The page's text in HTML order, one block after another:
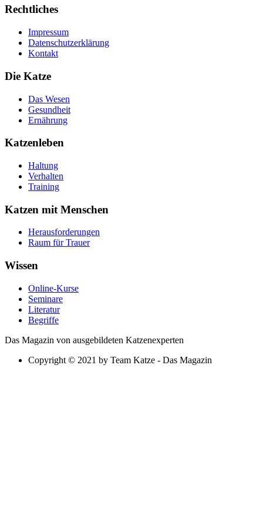
Rechtliches
Impressum
Datenschutzerklärung
Kontakt
Die Katze
Das Wesen
Gesundheit
Ernährung
Katzenleben
Haltung
Verhalten
Training
Katzen mit Menschen
Herausforderungen
Raum für Trauer
Wissen
Online-Kurse
Seminare
Literatur
Begriffe
Das Magazin von ausgebildeten Katzenexperten
Copyright © 2021 by Team Katze - Das Magazin